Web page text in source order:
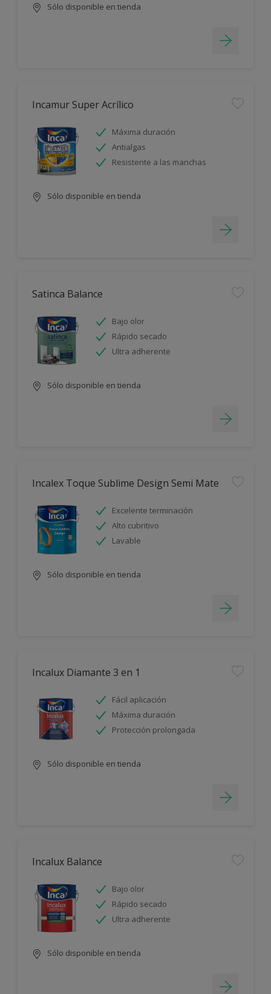
Sólo disponible en tienda
Incamur Super Acrílico
Máxima duración
Antialgas
Resistente a las manchas
Sólo disponible en tienda
Satinca Balance
Bajo olor
Rápido secado
Ultra adherente
Sólo disponible en tienda
Incalex Toque Sublime Design Semi Mate
Excelente terminación
Alto cubritivo
Lavable
Sólo disponible en tienda
Incalux Diamante 3 en 1
Fácil aplicación
Máxima duración
Protección prolongada
Sólo disponible en tienda
Incalux Balance
Bajo olor
Rápido secado
Ultra adherente
Sólo disponible en tienda